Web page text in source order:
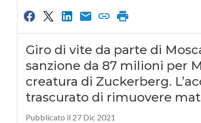
Giro di vite da parte di
sanzione da 87 milioni per
creatura di Zuckerberg.
trascurato di rimuovere
Pubblicato il 27 Dic 2021